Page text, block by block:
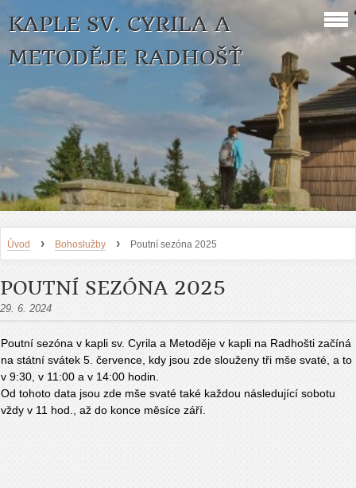
KAPLE SV. CYRILA A
METODĚJE RADHOŠŤ
Úvod › Bohoslužby › Poutní sezóna 2025
POUTNÍ SEZÓNA 2025
29. 6. 2024
Poutní sezóna v kapli sv. Cyrila a Metoděje v kapli na Radhošti začíná
na státní svátek 5. července, kdy jsou zde slouženy tři mše svaté, a to
v 9:30, v 11:00 a v 14:00 hodin.
Od tohoto data jsou zde mše svaté také každou následující sobotu
vždy v 11 hod., až do konce měsíce září.